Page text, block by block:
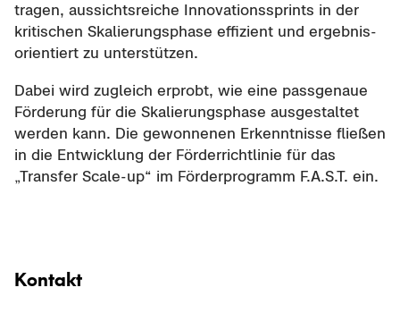
tra­gen, aus­sichts­rei­che In­no­va­ti­ons­sprints in der
kri­ti­schen Ska­lie­rungs­pha­se ef­fi­zi­ent und er­geb­nis­
ori­en­tiert zu un­ter­stüt­zen.
Dabei wird zu­gleich er­probt, wie eine pass­ge­naue
För­de­rung für die Ska­lie­rungs­pha­se aus­ge­stal­tet
wer­den kann. Die ge­won­ne­nen Er­kennt­nis­se flie­ßen
in die Ent­wick­lung der För­der­richt­li­nie für das
„Trans­fer Scale-​up“ im För­der­pro­gramm F.A.S.T. ein.
Kon­takt